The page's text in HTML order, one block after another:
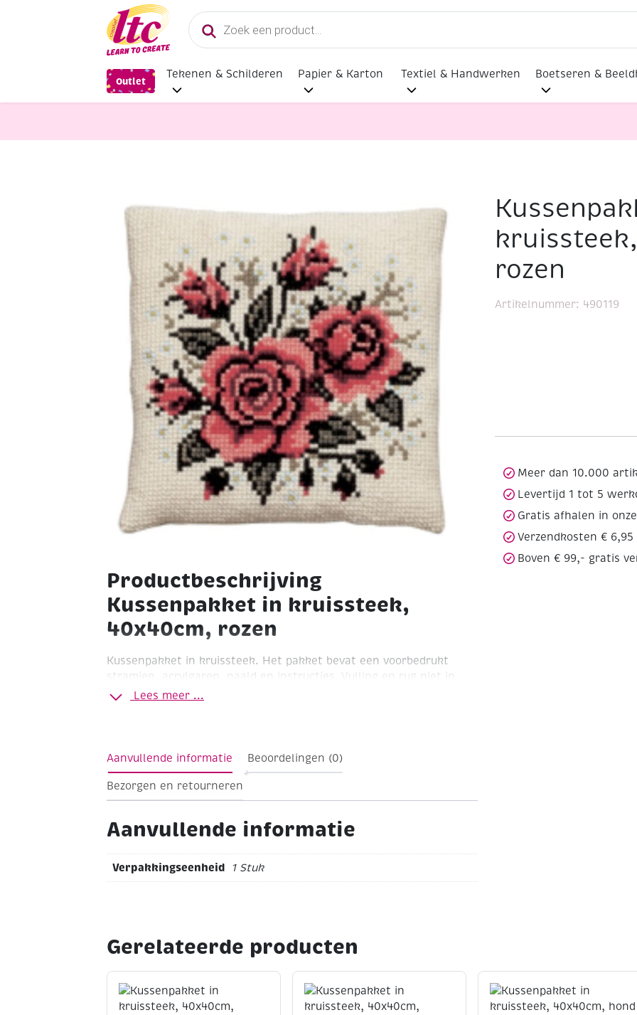
Producten
zoeken
Outlet
Tekenen & Schilderen Papier & Karton Textiel & Handwerken Boetseren &
Kussenpakket in kruissteek, 40x40cm, rozen
Productbeschrijving
Kussenpakket in kruissteek,
40x40cm, rozen
Kussenpakket in kruissteek. Het pakket bevat een voorbedrukt
stramien, acrylgaren, naald en instructies. Vulling en rug niet in
begrepen.
kussenrug met rits zie artikelnummer 490100
Lees meer ...
rozen
Artikelnummer: 490119
Meer dan 10.000
Levertijd 1 tot 5
Gratis afhalen in
Verzendkosten € 6,95
Boven € 99,- gratis
Aanvullende informatie Beoordelingen (0)
Bezorgen en retourneren
Aanvullende informatie
Verpakkingseenheid 1 Stuk
Gerelateerde producten